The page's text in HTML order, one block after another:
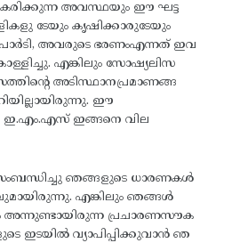
അവസ്ഥയും ഈ ഘട്ട
ടേയും കൃഷിക്കാരുടേയും
അവരുടെ ഭരണംഎന്നത് ഇവ
എങ്കിലും സോഷ്യലിസ
അടിസ്ഥാനപ്രമാണങ്ങ
ഈ
ഇ.എം.എസ് ഇങ്ങനെ വില
ഞങ്ങളുടെ ധാരണകൾ
എങ്കിലും ഞങ്ങൾ
അന്നുണ്ടായിരുന്ന പ്രചാരണസൗക
ഇടയിൽ വ്യാപിപ്പിക്കുവാൻ ഞ